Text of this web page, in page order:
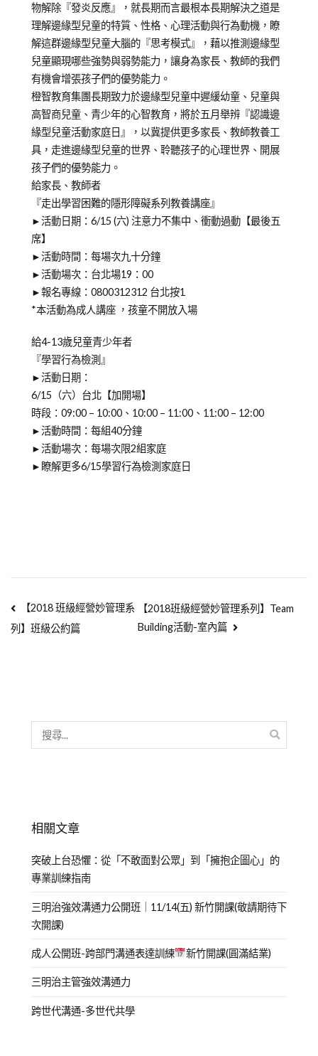
物解除『發炎反應』，就長期而言最根本長期解決之道是
理解邊緣型兒童的特質、性格、心理活動與行為動機，瞭
解這群邊緣型兒童大腦的『思考模式』，藉以推測邊緣型
兒童顯現哪些強勢與弱勢能力，讓身為家長、教師的我們
有機會增張孩子們的優勢能力。
橙智教育集團長期致力於邊緣型兒童中遲緩幼童、兒童與
高智商兒童、青少年的心智教育，將於五月舉辨『認識邊
緣型兒童活動家庭日』，以冀提供更多家長、教師教養工
具，走進邊緣型兒童的世界、聆聽孩子的心理世界、開展
孩子們的優勢能力。
給家長、教師者
『走出學習困難的隱形障礙系列教養講座』
►活動日期：6/15 (六) 注意力不集中、衝動過動【最後五
席】
►活動時間：每場次九十分鐘
►活動場次：台北場19：00
►報名專線：0800312312 台北按1
*本活動為成人講座 ，孩童不開放入場
給4-13歲兒童青少年者
『學習行為檢測』
►活動日期：
6/15（六）台北【加開場】
時段：09:00 – 10:00、10:00 – 11:00、11:00 – 12:00
►活動時間：每組40分鐘
►活動場次：每場次限2組家庭
►瞭解更多6/15學習行為檢測家庭日
【2018 班級經營妙管理系
列】班級公約篇
【2018班級經營妙管理系列】Team
Building活動-室內篇
相關文章
突破上台恐懼：從「不敢面對公眾」到「擁抱企圖心」的
專業訓練指南
三明治強效溝通力公開班｜11/14(五) 新竹開課(敬請期待下
次開課)
成人公開班-跨部門溝通表達訓練 新竹開課(圓滿結業)
三明治主管強效溝通力
跨世代溝通-多世代共學